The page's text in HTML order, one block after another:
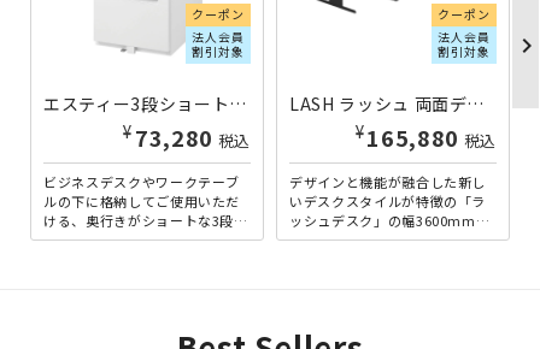
クーポン
法人会員
割引対象
エスティー3段ショートワゴン W396×D485×H650 オフホワイト ST-A4-3650SKSH-OW | 441310
¥ 73,280 税込
ビジネスデスクやワークテーブ
ルの下に格納してご使用いただ
ける、奥行きがショートな3段型
ワゴンです。オフィスの「鍵」
クーポン
法人会員
割引対象
LASH ラッシュ 両面デスク ティーレッグタイプ W3600×D1400×H720 天板：ダークアッシュ 脚：ブラック SM-RD3614TS-B-DA | 837434
¥165,880 税込
デザインと機能が融合した新し
いデスクスタイルが特徴の「ラ
ッシュデスク」の幅3600mm×
奥行1400mmタイプ。脚さばき
chevron_right